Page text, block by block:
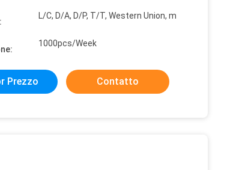
L/C, D/A, D/P, T/T, Western Union, m
1000pcs/Week
Prezzo Contatto